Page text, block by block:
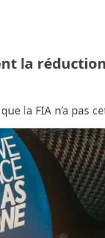
la
la FIA n’a pas